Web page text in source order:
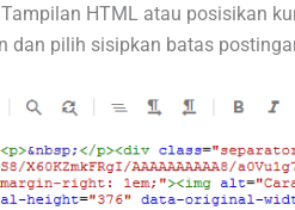
HTML atau posisikan
dan pilih sisipkan batas